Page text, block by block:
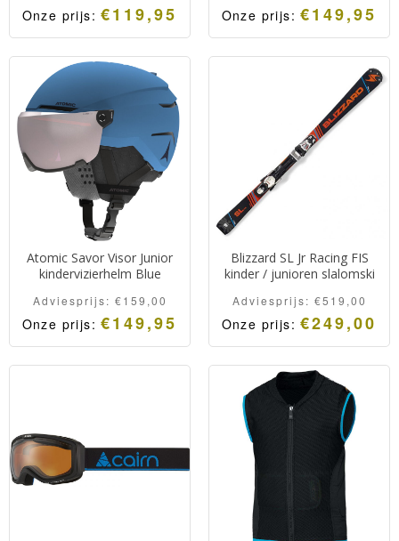
Onze prijs:€119,95
Hoogwaardige
bodyprotector van
Atomic met een categorie
1 beschermniveau.
Lichtgewicht en ademend.
Comfortabel de hele dag.
Onze prijs:€149,95
Kindervizierhelm van
Atomic voorzien van een
omstandigheden.
Atomic Savor Visor Junior
kindervizierhelm Blue
Adviesprijs: €159,00
Onze prijs:€149,95
Kindervizierhelm van
Atomic voorzien van een
Blizzard SL Jr Racing FIS
kinder / junioren slalomski
Adviesprijs: €519,00
Onze prijs:€249,00
Slalom ski voor junioren
die goed kunnen skiën.
Blizzard SL Jr Racing FIS